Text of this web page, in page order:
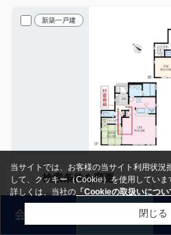
新築一戸建
相模原市緑区下九沢
相模原市緑区下九沢の新築一戸建
3,280
- / 96.88㎡ / 4LDK /新築
検索条件を変更
会員登録 売却査定
当サイトでは、お客様の当サイト利用状況
して、クッキー（Cookie）を使用していま
詳しくは、当社の 「Cookieの取扱いについ
閉じる